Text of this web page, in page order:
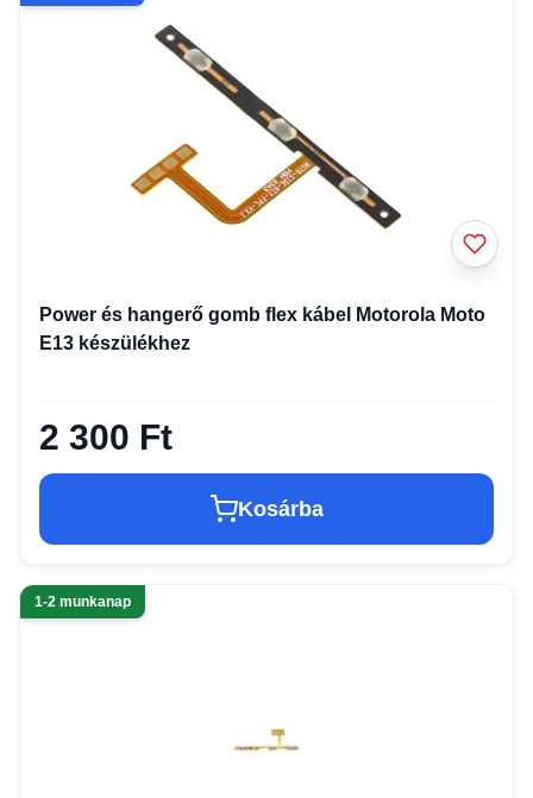
Power és hangerő gomb flex kábel Motorola Moto
E13 készülékhez
2 300 Ft
Kosárba
1-2 munkanap